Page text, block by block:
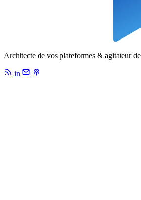
Architecte de vos plateformes & agitateur
in